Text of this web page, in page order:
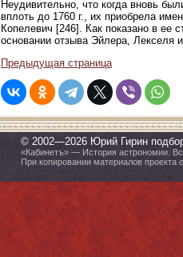
Неудивительно, что когда вновь
вплоть до 1760 г., их приобрела
Копелевич [246]. Как показано в ее
основании отзыва Эйлера, Лекселя
Предыдущая страница
© 2002—2026 Юрий Гирин
«Кабинетъ» — История астрономии.
При копировании материалов проекта